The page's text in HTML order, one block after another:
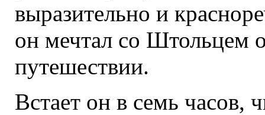
выразительно и
он мечтал со Штольцем
путешествии.
Встает он в семь часов,